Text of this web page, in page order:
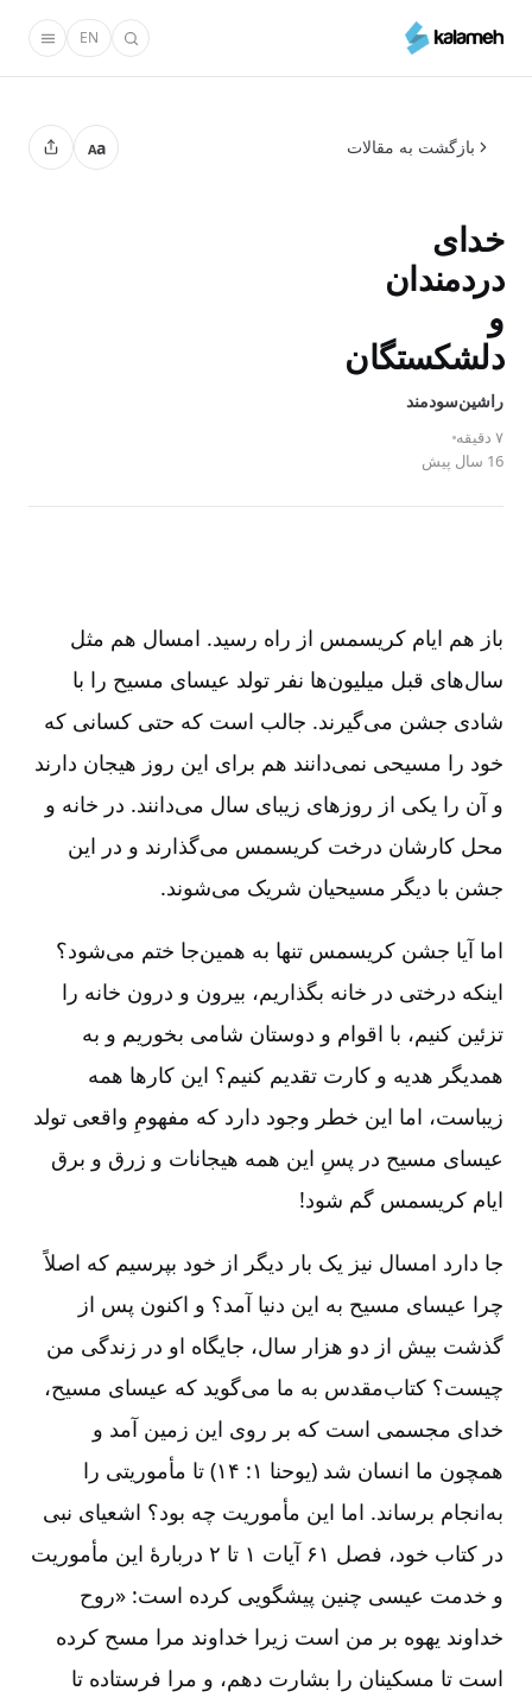
محتوای
EN
بازگشت به مقالات Aa
خدای
دردمندان
و
دلشکستگان
راشین‌‌سودمند
۷ دقیقه
16 سال پیش
باز هم ایام کریسمس از راه رسید. امسال هم مثل
سال‌های قبل میلیون‌ها نفر تولد عیسای مسیح را با
شادی جشن می‌گیرند. جالب است که حتی کسانی که
خود را مسیحی نمی‌دانند هم برای این روز هیجان دارند
و آن را یکی از روزهای زیبای سال می‌دانند. در خانه‌ و
محل کارشان درخت کریسمس می‌گذارند و در این
جشن با دیگر مسیحیان شریک می‌شوند.
اما آیا جشن کریسمس تنها به همین‌جا ختم می‌شود؟
اینکه درختی در خانه‌ بگذاریم، بیرون و درون خانه را
تزئین کنیم، با اقوام و دوستان شامی بخوریم و به
همدیگر هدیه و کارت تقدیم کنیم؟ این کارها همه
زیباست، اما این خطر وجود دارد که مفهومِ واقعی تولد
عیسای مسیح در پسِ این همه هیجانات و زرق و برق
ایام کریسمس گم‌ شود!
جا دارد امسال نیز یک بار دیگر از خود بپرسیم که اصلاً
چرا عیسای مسیح به این دنیا آمد؟ و اکنون پس از
گذشت بیش از دو هزار سال، جایگاه او در زندگی من
چیست؟ کتاب‌مقدس به ما می‌‌گوید که عیسای مسیح،
خدای مجسمی است که بر روی این زمین آمد و
همچون ما انسان شد (یوحنا ۱: ۱۴) تا مأموریتی را
به‌انجام برساند. اما این مأموریت چه بود؟ اشعیای نبی
در کتاب خود، فصل ۶۱ آیات ۱ تا ۲ دربارۀ این مأموریت
و خدمت عیسی چنین پیشگویی کرده است: «روح
خداوند یهوه بر من است زیرا خداوند مرا مسح کرده
است تا مسکینان را بشارت دهم، و مرا فرستاده تا